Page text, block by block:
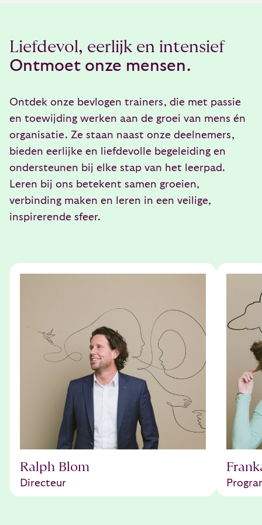
na het avondprogramma. Denk aan
wandelen, zwemmen, sporten of rustig
lezen – afhankelijk van de faciliteiten van
tussen intensief leren, samen zijn en
momenten voor jezelf.
beweging te brengen.
Liefdevol, eerlijk en intensief
Ontmoet onze mensen.
Ontdek onze bevlogen trainers, die met passie
en toewijding werken aan de groei van mens én
organisatie. Ze staan naast onze deelnemers,
bieden eerlijke en liefdevolle begeleiding en
ondersteunen bij elke stap van het leerpad.
Leren bij ons betekent samen groeien,
verbinding maken en leren in een veilige,
inspirerende sfeer.
Ralph Blom
Directeur